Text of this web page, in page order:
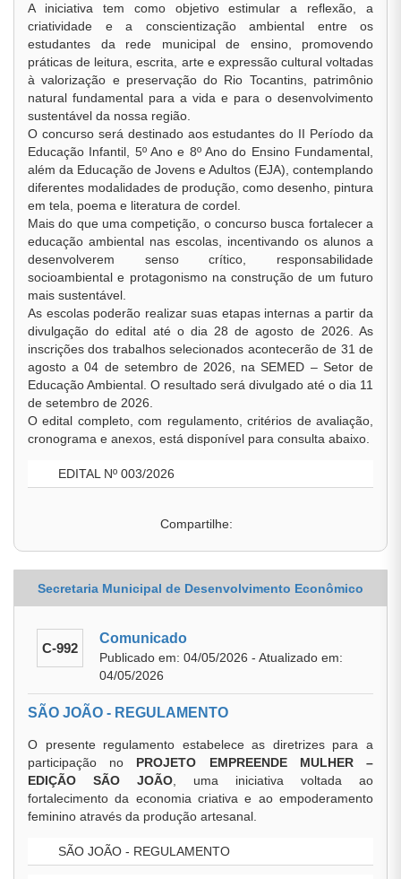
A iniciativa tem como objetivo estimular a reflexão, a
criatividade e a conscientização ambiental entre os
estudantes da rede municipal de ensino, promovendo
práticas de leitura, escrita, arte e expressão cultural voltadas
à valorização e preservação do Rio Tocantins, patrimônio
natural fundamental para a vida e para o desenvolvimento
sustentável da nossa região.
O concurso será destinado aos estudantes do II Período da
Educação Infantil, 5º Ano e 8º Ano do Ensino Fundamental,
além da Educação de Jovens e Adultos (EJA), contemplando
diferentes modalidades de produção, como desenho, pintura
em tela, poema e literatura de cordel.
Mais do que uma competição, o concurso busca fortalecer a
educação ambiental nas escolas, incentivando os alunos a
desenvolverem senso crítico, responsabilidade
socioambiental e protagonismo na construção de um futuro
mais sustentável.
As escolas poderão realizar suas etapas internas a partir da
divulgação do edital até o dia 28 de agosto de 2026. As
inscrições dos trabalhos selecionados acontecerão de 31 de
agosto a 04 de setembro de 2026, na SEMED – Setor de
Educação Ambiental. O resultado será divulgado até o dia 11
de setembro de 2026.
O edital completo, com regulamento, critérios de avaliação,
cronograma e anexos, está disponível para consulta abaixo.
EDITAL Nº 003/2026
Compartilhe:
Secretaria Municipal de Desenvolvimento Econômico
C-992
Comunicado
Publicado em: 04/05/2026 - Atualizado em:
04/05/2026
SÃO JOÃO - REGULAMENTO
O presente regulamento estabelece as diretrizes para a
participação no PROJETO EMPREENDE MULHER –
EDIÇÃO SÃO JOÃO , uma iniciativa voltada ao
fortalecimento da economia criativa e ao empoderamento
feminino através da produção artesanal.
SÃO JOÃO - REGULAMENTO